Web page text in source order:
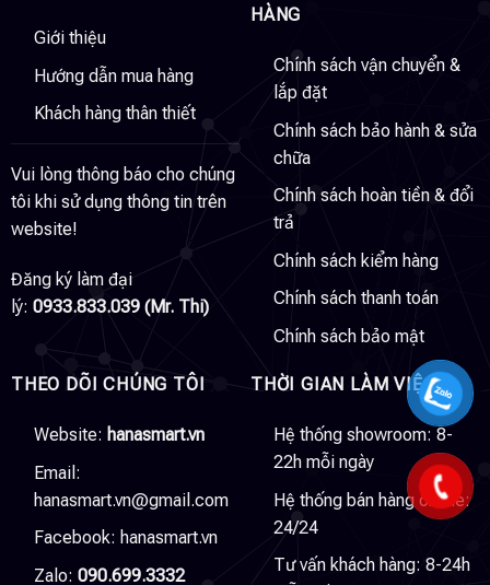
Giới thiệu
Hướng dẫn mua hàng
Khách hàng thân thiết
Vui lòng thông báo cho chúng
tôi khi sử dụng thông tin trên
website!
Đăng ký làm đại
lý: 0933.833.039 (Mr. Thi)
HÀNG
Chính sách vận chuyển &
lắp đặt
Chính sách bảo hành & sửa
chữa
Chính sách hoàn tiền & đổi
trả
Chính sách kiểm hàng
Chính sách thanh toán
Chính sách bảo mật
THEO DÕI CHÚNG TÔI
Website: hanasmart.vn
Email:
hanasmart.vn@gmail.com
Facebook: hanasmart.vn
Zalo: 090.699.3332
THỜI GIAN LÀM VIỆC
Hệ thống showroom: 8-
22h mỗi ngày
Hệ thống bán hàng online:
24/24
Tư vấn khách hàng: 8-24h